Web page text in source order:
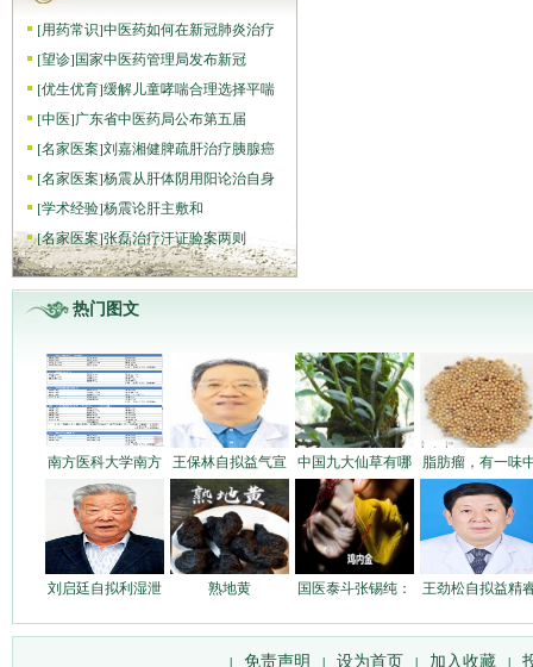
[用药常识]中医药如何在新冠肺炎治疗
[望诊]国家中医药管理局发布新冠
[优生优育]缓解儿童哮喘合理选择平喘
[中医]广东省中医药局公布第五届
[名家医案]刘嘉湘健脾疏肝治疗胰腺癌
[名家医案]杨震从肝体阴用阳论治自身
[学术经验]杨震论肝主敷和
[名家医案]张磊治疗汗证验案两则
热门图文
南方医科大学南方 王保林自拟益气宣 中国九大仙草有哪 脂肪瘤，有一味
刘启廷自拟利湿泄 熟地黄 国医泰斗张锡纯： 王劲松自拟益精
| 免责声明 | 设为首页 | 加入收藏 |